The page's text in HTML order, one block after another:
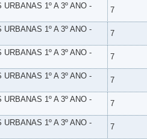
1º A 3º ANO -
7
1º A 3º ANO -
7
1º A 3º ANO -
7
1º A 3º ANO -
7
1º A 3º ANO -
7
1º A 3º ANO -
7